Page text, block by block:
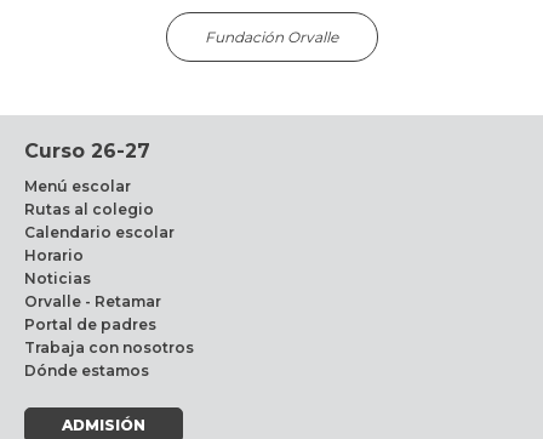
Fundación Orvalle
Curso 26-27
Menú escolar
Rutas al colegio
Calendario escolar
Horario
Noticias
Orvalle - Retamar
Portal de padres
Trabaja con nosotros
Dónde estamos
ADMISIÓN